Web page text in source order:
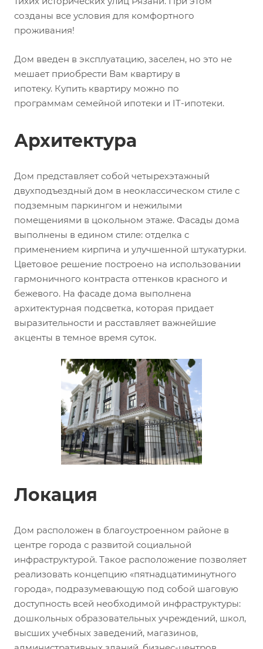
созданы все условия для комфортного
проживания!
Дом введен в эксплуатацию, заселен, но это не
мешает приобрести Вам квартиру в
ипотеку. Купить квартиру можно по
программам семейной ипотеки и IТ-ипотеки.
Архитектура
Дом представляет собой четырехэтажный
двухподъездный дом в неоклассическом стиле с
подземным паркингом и нежилыми
помещениями в цокольном этаже. Фасады дома
выполнены в едином стиле: отделка с
применением кирпича и улучшенной штукатурки.
Цветовое решение построено на использовании
гармоничного контраста оттенков красного и
бежевого. На фасаде дома выполнена
архитектурная подсветка, которая придает
выразительности и расставляет важнейшие
акценты в темное время суток.
Локация
Дом расположен в благоустроенном районе в
центре города с развитой социальной
инфраструктурой. Такое расположение позволяет
реализовать концепцию «пятнадцатиминутного
города», подразумевающую под собой шаговую
доступность всей необходимой инфраструктуры:
дошкольных образовательных учреждений, школ,
высших учебных заведений, магазинов,